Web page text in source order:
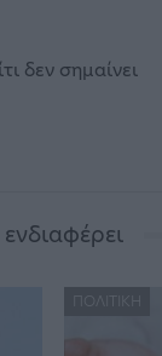
δεν σημαίνει
ΠΟΛΙΤΙΚΉ